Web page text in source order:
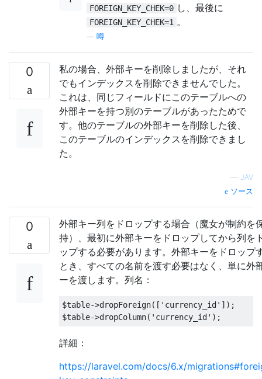
FOREIGN_KEY_CHEK=0 し、最後に
FOREIGN_KEY_CHEK=1 。
噂
0
私の場合、外部キーを削除しましたが、それ
でもインデックスを削除できませんでした。
これは、同じフィールドにこのテーブルへの
外部キーを持つ別のテーブルがあったためで
す。他のテーブルの外部キーを削除した後、
このテーブルのインデックスを削除できまし
た。
— JAV
ソース
0
外部キー列をドロップする場合（魔女が制約を
持）、最初に外部キーをドロップしてから列を
ップする必要があります。外部キーをドロップ
とき、すべての名前を渡す必要はなく、単に外
ーを渡します。列名：
$table->dropForeign([ 'currency_id' ]);
$table->dropColumn( 'currency_id' );
詳細：
https://laravel.com/docs/6.x/